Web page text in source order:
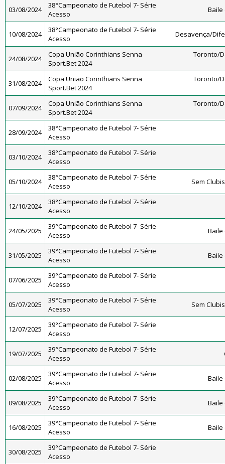
03/08/2024
38°Campeonato de Futebol 7- Série
Acesso
Baile
10/08/2024
38°Campeonato de Futebol 7- Série
Acesso
Desavença/
24/08/2024
Copa União Corinthians Senna
Sport.Bet 2024
Toronto/
31/08/2024
Copa União Corinthians Senna
Sport.Bet 2024
Toronto/
07/09/2024
Copa União Corinthians Senna
Sport.Bet 2024
Toronto/
28/09/2024
38°Campeonato de Futebol 7- Série
Acesso
03/10/2024
38°Campeonato de Futebol 7- Série
Acesso
05/10/2024
38°Campeonato de Futebol 7- Série
Acesso
Sem
12/10/2024
38°Campeonato de Futebol 7- Série
Acesso
24/05/2025
39°Campeonato de Futebol 7- Série
Acesso
Baile
31/05/2025
39°Campeonato de Futebol 7- Série
Acesso
Baile
07/06/2025
39°Campeonato de Futebol 7- Série
Acesso
05/07/2025
39°Campeonato de Futebol 7- Série
Acesso
Sem
12/07/2025
39°Campeonato de Futebol 7- Série
Acesso
19/07/2025
39°Campeonato de Futebol 7- Série
Acesso
02/08/2025
39°Campeonato de Futebol 7- Série
Acesso
Baile
09/08/2025
39°Campeonato de Futebol 7- Série
Acesso
Baile
16/08/2025
39°Campeonato de Futebol 7- Série
Acesso
Baile
30/08/2025
39°Campeonato de Futebol 7- Série
Acesso